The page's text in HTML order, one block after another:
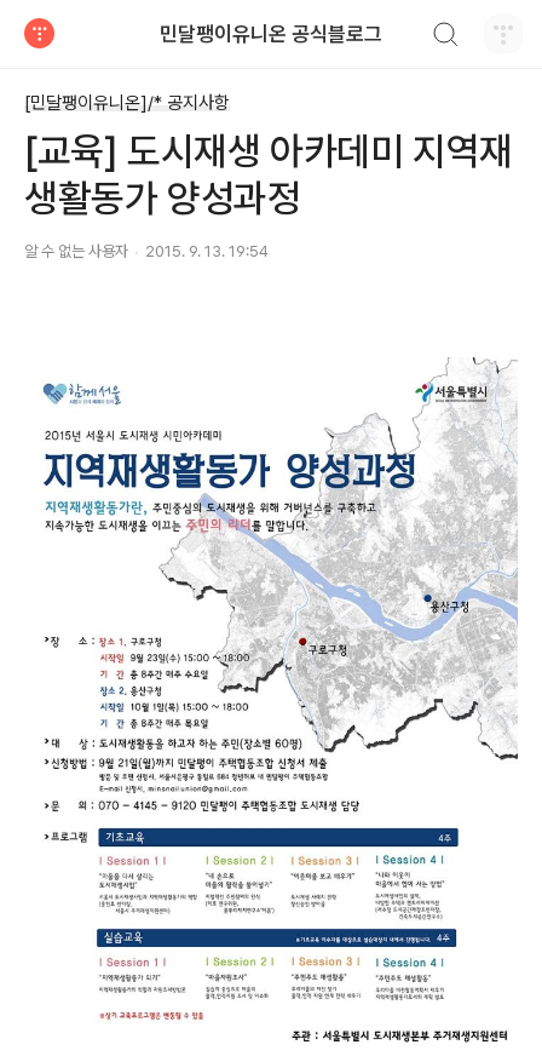
민달팽이유니온 공식블로그
[민달팽이유니온]/* 공지사항
[교육] 도시재생 아카데미 지역재
생활동가 양성과정
알 수 없는 사용자 2015. 9. 13. 19:54